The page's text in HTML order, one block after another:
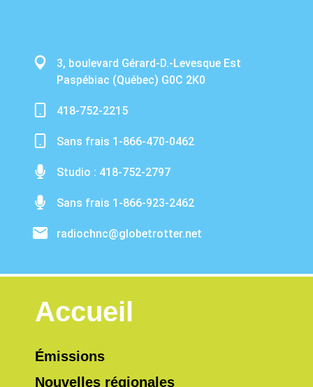
3, boulevard Gérard-D.-Levesque Est
Paspébiac (Québec) G0C 2K0
418-752-2215
Sans frais 1-866-470-0462
Studio : 418-752-2797
Sans frais 1-866-923-2462
radiochnc@globetrotter.net
Accueil
Émissions
Nouvelles régionales